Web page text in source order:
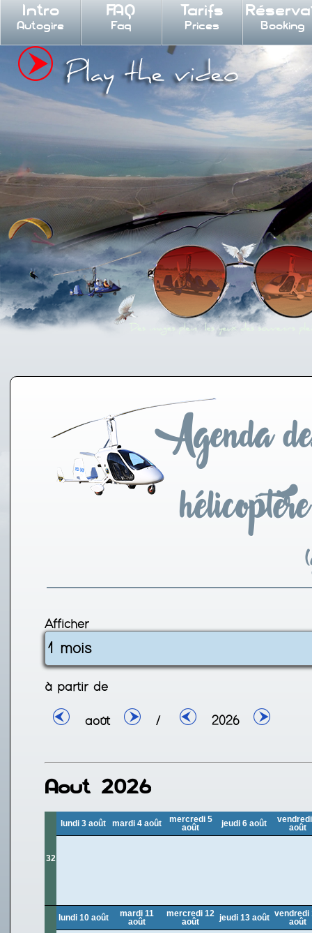
Intro
Autogire
FAQ
Faq
Tarifs
Prices Booking
Agenda
à partir de
août / 2026
Aout 2026
32
lundi 3 août mardi 4 août
mercredi 5
août
jeudi 6 août
août
lundi 10 août
mardi 11
août
mercredi 12
août
jeudi 13 août
vendredi
août